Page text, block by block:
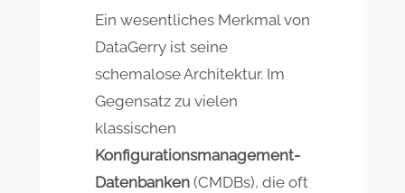
Ein wesentliches Merkmal von
DataGerry ist seine
schemalose Architektur. Im
Gegensatz zu vielen
klassischen
Konfigurationsmanagement-
Datenbanken(CMDBs), die oft